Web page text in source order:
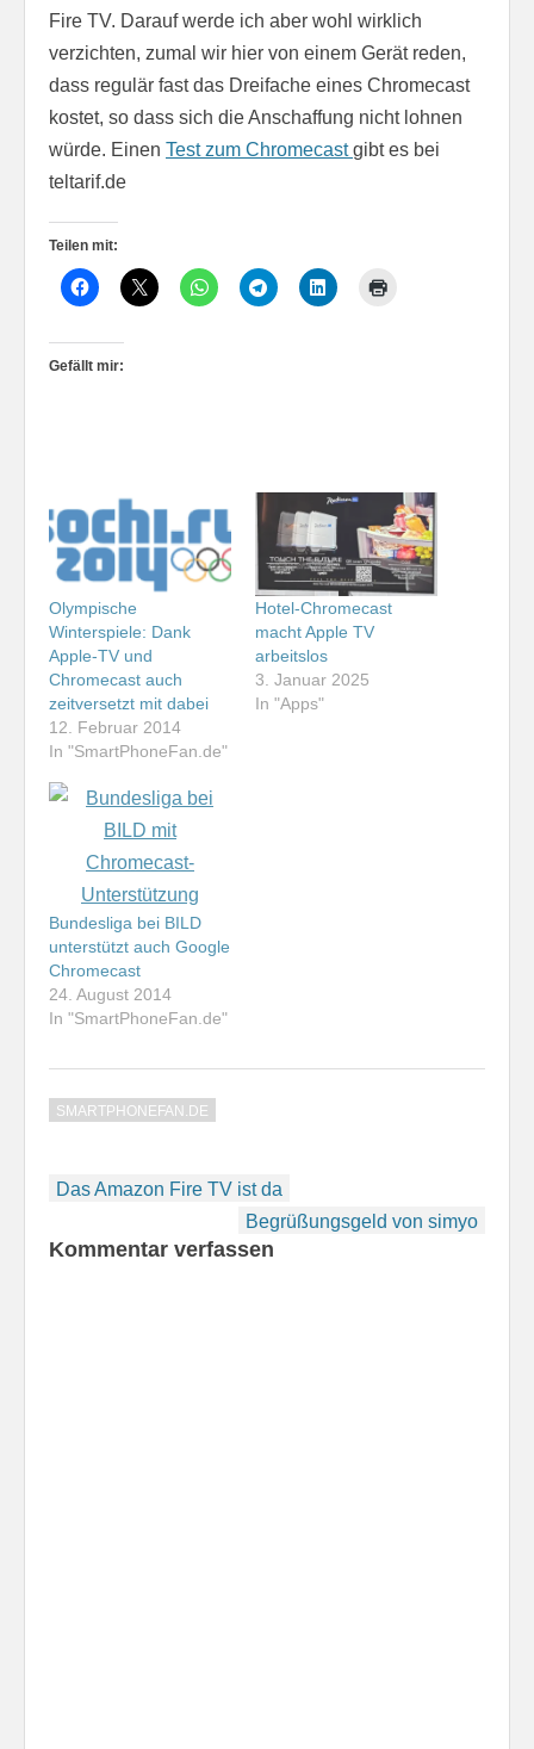
Fire TV. Darauf werde ich aber wohl wirklich
verzichten, zumal wir hier von einem Gerät reden,
dass regulär fast das Dreifache eines Chromecast
kostet, so dass sich die Anschaffung nicht lohnen
würde. Einen Test zum Chromecastgibt es bei
teltarif.de
Teilen mit:
Gefällt mir:
Olympische
Winterspiele: Dank
Apple-TV und
Chromecast auch
zeitversetzt mit dabei
12. Februar 2014
In "SmartPhoneFan.de"
Hotel-Chromecast
macht Apple TV
arbeitslos
3. Januar 2025
In "Apps"
Bundesliga bei BILD
unterstützt auch Google
Chromecast
24. August 2014
In "SmartPhoneFan.de"
SMARTPHONEFAN.DE
Beitragsnavigation
Das Amazon Fire TV ist da
Begrüßungsgeld von simyo
Kommentar verfassen